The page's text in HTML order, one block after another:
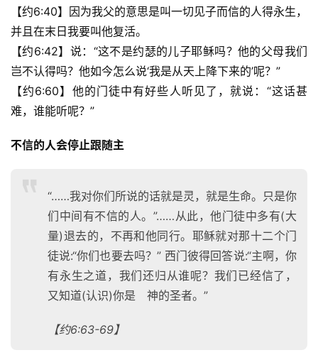
【约6:40】因为我父的意思是叫一切见子而信的人得永生，
并且在末日我要叫他复活。
【约6:42】说：“这不是约瑟的儿子耶稣吗？他的父母我们
岂不认得吗？他如今怎么说‘我是从天上降下来的’呢？”
【约6:60】他的门徒中有好些人听见了，就说：“这话甚
难，谁能听呢？”
不信的人会停止跟随主
“……我对你们所说的话就是灵，就是生命。只是你
们中间有不信的人。”……从此，他门徒中多有(大
量)退去的，不再和他同行。耶稣就对那十二个门
徒说:“你们也要去吗？” 西门彼得回答说:“主啊，你
有永生之道，我们还归从谁呢？我们已经信了，
又知道(认识)你是 神的圣者。”
【约6:63-69】